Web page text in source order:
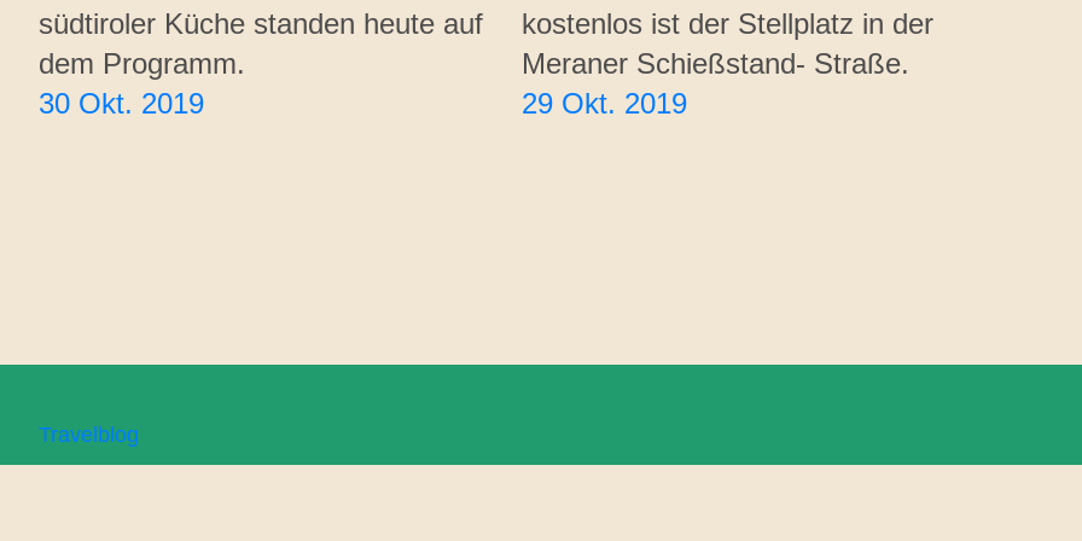
südtiroler Küche standen heute auf
dem Programm.
30 Okt. 2019
kostenlos ist der Stellplatz in der
Meraner Schießstand- Straße.
29 Okt. 2019
Travelblog